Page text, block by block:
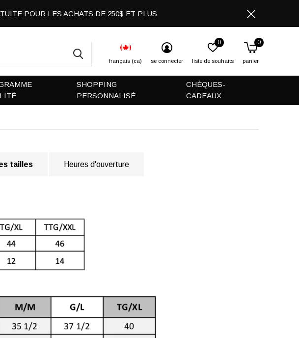
SHOPPING
PERSONNALISÉ
CHÈQUES-
CADEAUX
français (ca) se connecter liste de souhaits
0
panier
0
POUR LES ACHATS DE 250$ ET PLUS
tailles Heures d'ouverture